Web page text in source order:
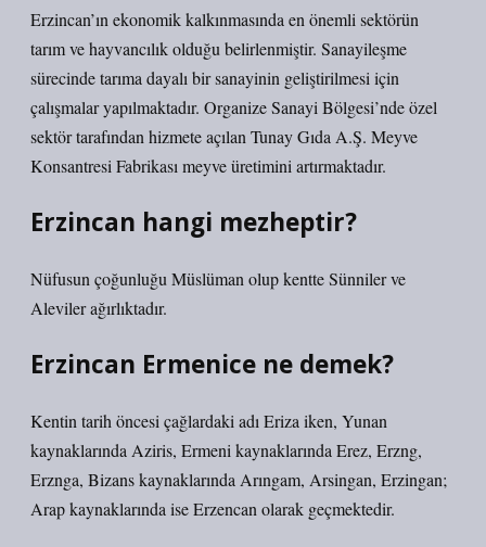
Erzincan’ın ekonomik kalkınmasında en önemli sektörün
tarım ve hayvancılık olduğu belirlenmiştir. Sanayileşme
sürecinde tarıma dayalı bir sanayinin geliştirilmesi için
çalışmalar yapılmaktadır. Organize Sanayi Bölgesi’nde özel
sektör tarafından hizmete açılan Tunay Gıda A.Ş. Meyve
Konsantresi Fabrikası meyve üretimini artırmaktadır.
Erzincan hangi mezheptir?
Nüfusun çoğunluğu Müslüman olup kentte Sünniler ve
Aleviler ağırlıktadır.
Erzincan Ermenice ne demek?
Kentin tarih öncesi çağlardaki adı Eriza iken, Yunan
kaynaklarında Aziris, Ermeni kaynaklarında Erez, Erzng,
Erznga, Bizans kaynaklarında Arıngam, Arsingan, Erzingan;
Arap kaynaklarında ise Erzencan olarak geçmektedir.